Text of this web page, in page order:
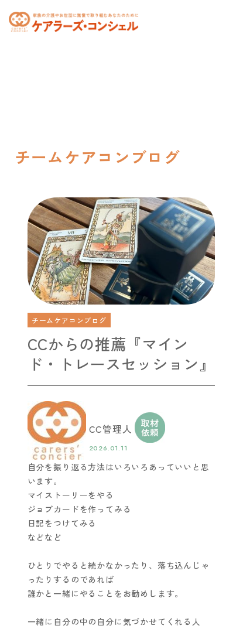
toggle
navigation
チームケアコンブログ
チームケアコンブログ
CCからの推薦『マイン
ド・トレースセッション』
CC管理人
2026.01.11
自分を振り返る方法はいろいろあっていいと思
います。
マイストーリーをやる
ジョブカードを作ってみる
日記をつけてみる
などなど
ひとりでやると続かなかったり、落ち込んじゃ
ったりするのであれば
誰かと一緒にやることをお勧めします。
一緒に自分の中の自分に気づかせてくれる人